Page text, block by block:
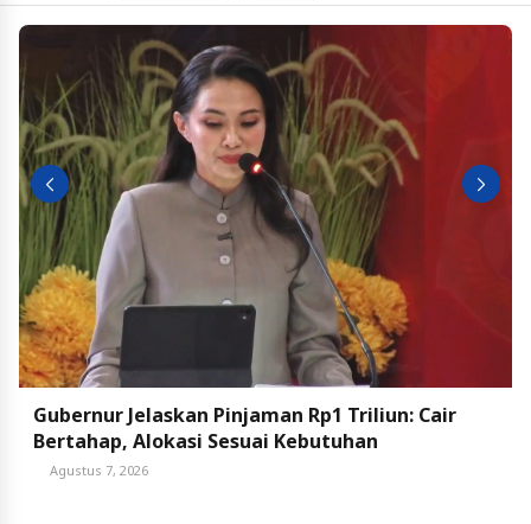
Gubernur Jelaskan Pinjaman Rp1 Triliun: Cair
Bertahap, Alokasi Sesuai Kebutuhan
Agustus 7, 2026